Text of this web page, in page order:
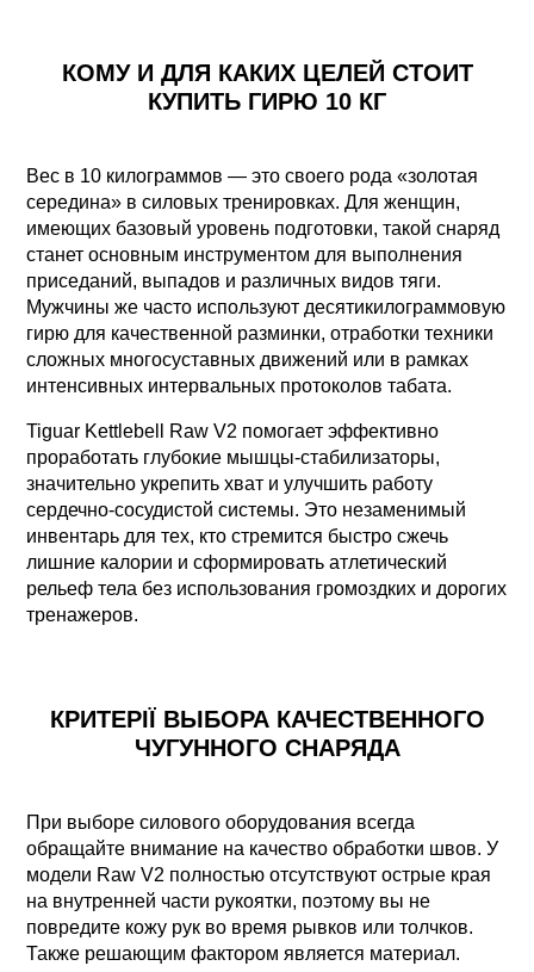
КОМУ И ДЛЯ КАКИХ ЦЕЛЕЙ СТОИТ
КУПИТЬ ГИРЮ 10 КГ
Вес в 10 килограммов — это своего рода «золотая
середина» в силовых тренировках. Для женщин,
имеющих базовый уровень подготовки, такой снаряд
станет основным инструментом для выполнения
приседаний, выпадов и различных видов тяги.
Мужчины же часто используют десятикилограммовую
гирю для качественной разминки, отработки техники
сложных многосуставных движений или в рамках
интенсивных интервальных протоколов табата.
Tiguar Kettlebell Raw V2 помогает эффективно
проработать глубокие мышцы-стабилизаторы,
значительно укрепить хват и улучшить работу
сердечно-сосудистой системы. Это незаменимый
инвентарь для тех, кто стремится быстро сжечь
лишние калории и сформировать атлетический
рельеф тела без использования громоздких и дорогих
тренажеров.
КРИТЕРІЇ ВЫБОРА КАЧЕСТВЕННОГО
ЧУГУННОГО СНАРЯДА
При выборе силового оборудования всегда
обращайте внимание на качество обработки швов. У
модели Raw V2 полностью отсутствуют острые края
на внутренней части рукоятки, поэтому вы не
повредите кожу рук во время рывков или толчков.
Также решающим фактором является материал.